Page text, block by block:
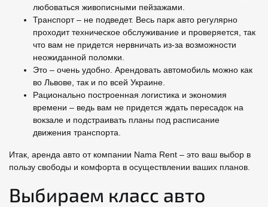
любоваться живописными пейзажами.
Транспорт – не подведет. Весь парк авто регулярно
проходит техническое обслуживание и проверяется, так
что вам не придется нервничать из-за возможности
неожиданной поломки.
Это – очень удобно. Арендовать автомобиль можно как
во Львове, так и по всей Украине.
Рационально построенная логистика и экономия
времени – ведь вам не придется ждать пересадок на
вокзале и подстраивать планы под расписание
движения транспорта.
Итак, аренда авто от компании Nama Rent – это ваш выбор в
пользу свободы и комфорта в осуществлении ваших планов.
Выбираем класс авто